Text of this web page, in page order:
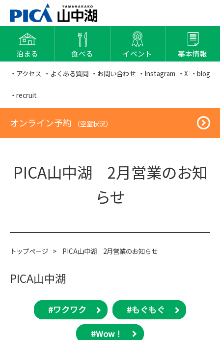
泊まる 食べる イベント 基本情報
・アクセス ・よくある質問 ・お問い合わせ ・Instagram ・X ・blog
・recruit
オンライン予約 （空室状況）
PICA山中湖 2月営業のお知
らせ
トップページ > PICA山中湖 2月営業のお知らせ
PICA山中湖
#ワクワク #もぐもぐ
#Wow！